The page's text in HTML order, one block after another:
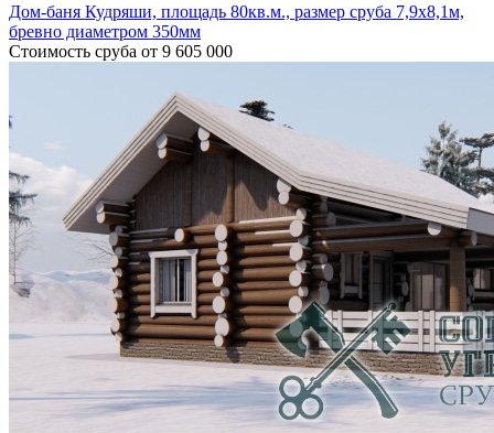
Дом-баня Кудряши, площадь 80кв.м., размер сруба 7,9х8,1м,
бревно диаметром 350мм
Стоимость сруба от 9 605 000